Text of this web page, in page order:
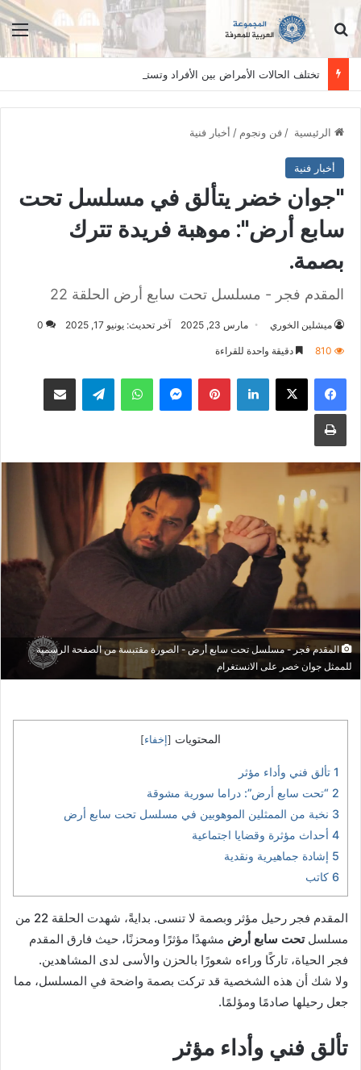
ابحث عن
الرئيسية /فن ونجوم / أخبار فنية
أخبار فنية
"جوان خضر يتألق في مسلسل تحت
سابع أرض": موهبة فريدة تترك
بصمة.
المقدم فجر - مسلسل تحت سابع أرض الحلقة 22
ميشلين الخوري مارس 23, 2025 آخر تحديث: يونيو 17, 2025 0
810 دقيقة واحدة للقراءة
فيسبوك ‫X لينكدإن بينتيريستماسنجر واتساب تيلقرام مشاكة بواسطة البريد الالكتروني
طباعة
المقدم فجر - مسلسل تحت سابع أرض - الصورة مقتبسة من الصفحة الرسمية
للممثل جوان خصر على الانستغرام
المحتويات [ إخفاء]
1 تألق فني وأداء مؤثر
2 “تحت سابع أرض”: دراما سورية مشوقة
3 نخبة من الممثلين الموهوبين في مسلسل تحت سابع أرض
4 أحداث مؤثرة وقضايا اجتماعية
5 إشادة جماهيرية ونقدية
6 كاتب
المقدم فجر رحيل مؤثر وبصمة لا تنسى. بدايةً، شهدت الحلقة 22 من
مسلسلتحت سابع أرض مشهدًا مؤثرًا ومحزنًا، حيث فارق المقدم
فجر الحياة، تاركًا وراءه شعورًا بالحزن والأسى لدى المشاهدين.
ولا شك أن هذه الشخصية قد تركت بصمة واضحة في المسلسل، مما
جعل رحيلها صادمًا ومؤلمًا.
تألق فني وأداء مؤثر